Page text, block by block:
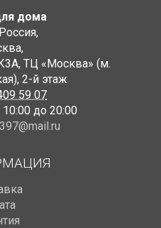
дома
Россия,
,
ТЦ «Москва» (м.
, 2-й этаж
59 07
до 20:00